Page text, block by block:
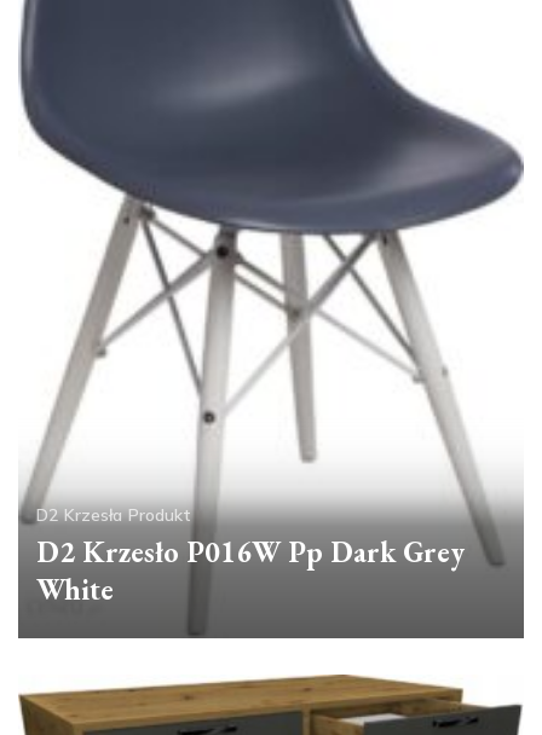
D2 Krzesła Produkt
D2 Krzesło P016W Pp Dark Grey
White